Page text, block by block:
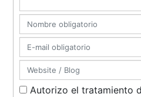
Autorizo el tratamiento